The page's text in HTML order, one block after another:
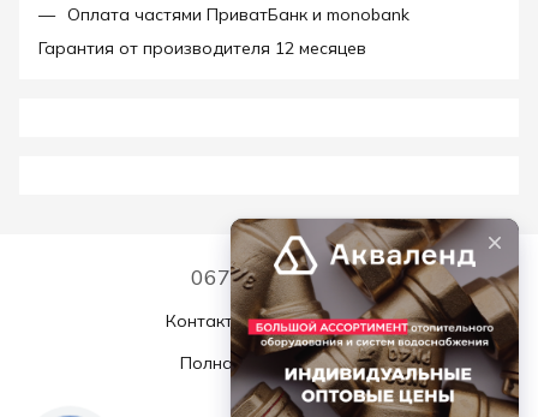
Оплата частями ПриватБанк и monobank
Гарантия от производителя 12 месяцев
067 339 7768
Контактная информация
Полная версия сайта
© 2026